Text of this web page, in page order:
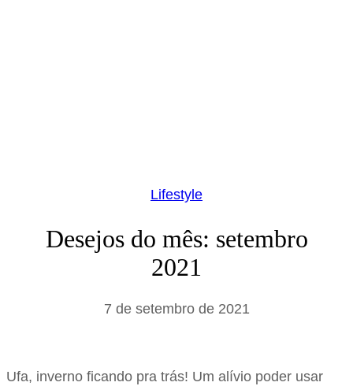
Lifestyle
Desejos do mês: setembro
2021
7 de setembro de 2021
Ufa, inverno ficando pra trás! Um alívio poder usar